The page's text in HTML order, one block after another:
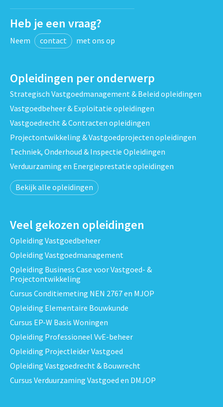
Heb je een vraag?
Neem contact met ons op
Opleidingen per onderwerp
Strategisch Vastgoedmanagement & Beleid opleidingen
Vastgoedbeheer & Exploitatie opleidingen
Vastgoedrecht & Contracten opleidingen
Projectontwikkeling & Vastgoedprojecten opleidingen
Techniek, Onderhoud & Inspectie Opleidingen
Verduurzaming en Energieprestatie opleidingen
Bekijk alle opleidingen
Veel gekozen opleidingen
Opleiding Vastgoedbeheer
Opleiding Vastgoedmanagement
Opleiding Business Case voor Vastgoed- &
Projectontwikkeling
Cursus Conditiemeting NEN 2767 en MJOP
Opleiding Elementaire Bouwkunde
Cursus EP-W Basis Woningen
Opleiding Professioneel VvE-beheer
Opleiding Projectleider Vastgoed
Opleiding Vastgoedrecht & Bouwrecht
Cursus Verduurzaming Vastgoed en DMJOP